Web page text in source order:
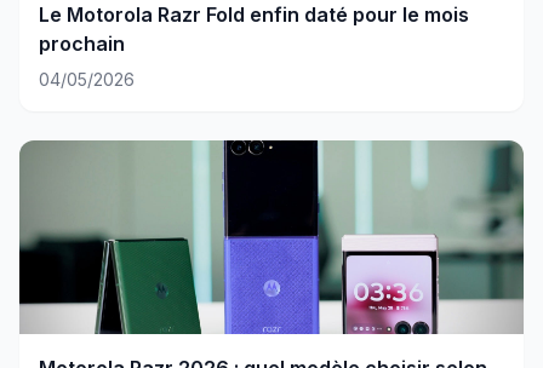
Le Motorola Razr Fold enfin daté pour le mois
prochain
04/05/2026